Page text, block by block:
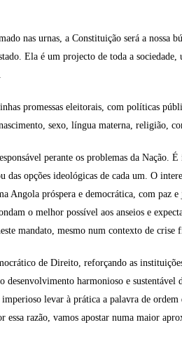
nas urnas, a Constituição será a nossa
Ela é um projecto de toda a
promessas eleitorais, com políticas
sexo, língua materna, religião,
perante os problemas da Nação.
opções ideológicas de cada um. O
Angola próspera e democrática, com
o melhor possível aos anseios e
mandato, mesmo num contexto de crise
de Direito, reforçando as
harmonioso e
levar à prática a palavra de
razão, vamos apostar numa maior